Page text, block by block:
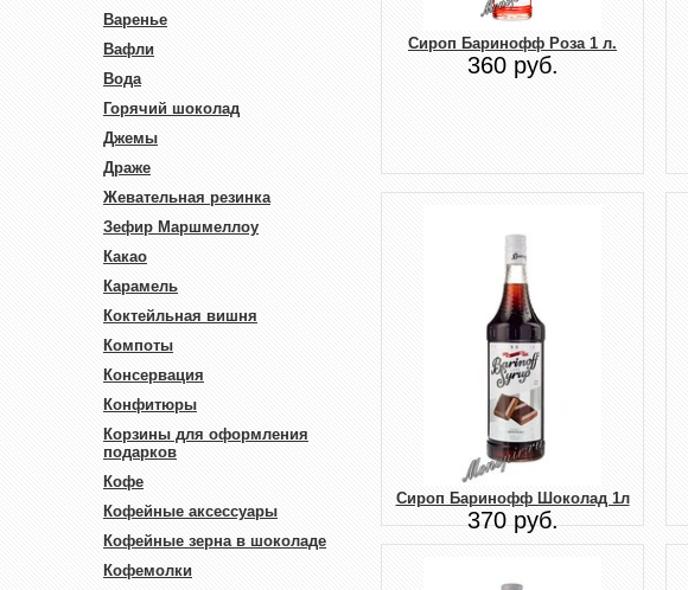
Варенье
Вафли
Вода
Горячий шоколад
Джемы
Драже
Жевательная резинка
Зефир Маршмеллоу
Какао
Карамель
Коктейльная вишня
Компоты
Консервация
Конфитюры
Корзины для оформления
подарков
Кофе
Кофейные аксессуары
Кофейные зерна в шоколаде
Кофемолки
Сироп Баринофф Роза 1 л.
360 руб.
Сироп Баринофф Шоколад 1л
370 руб.